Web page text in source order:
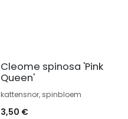
Cleome spinosa 'Pink
Queen'
kattensnor, spinbloem
3,50 €